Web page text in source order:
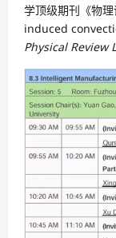
学顶级期刊《物
induced
Physical Review